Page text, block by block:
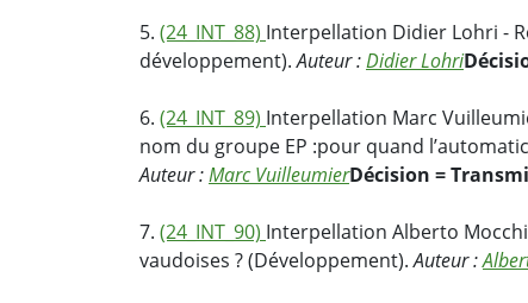
5. (24_INT_88) Interpellation Didier Lohri -
développement).Auteur :Didier Lohri
6. (24_INT_89) Interpellation Marc
nom du groupe EP :pour quand
Auteur :Marc VuilleumierDécision =
7. (24_INT_90) Interpellation Alberto
vaudoises ? (Développement).Auteur :